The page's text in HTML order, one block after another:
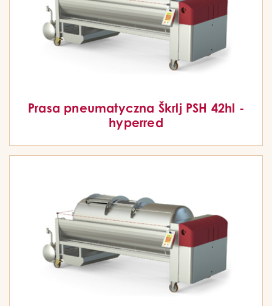
Prasa pneumatyczna Škrlj PSH 42hl -
hyperred